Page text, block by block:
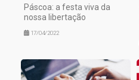
Páscoa: a festa viva da
nossa libertação
17/04/2022